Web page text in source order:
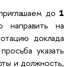
до1
направить на
доклада
указать
и должность,